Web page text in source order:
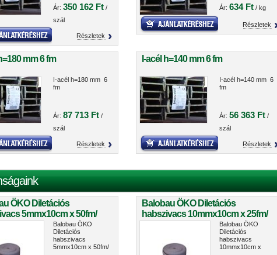
Ár: 350 162 Ft/
szál
Részletek
Ár: 634 Ft/ kg
Részletek
mm 6 fm
I-acél h=180 mm 6
fm
Ár: 87 713 Ft/
szál
Részletek
I-acél h=140 mm 6 fm
I-acél h=140 mm 6
fm
Ár: 56 363 Ft/
szál
Részletek
ÖKO Diletációs
5mmx10cm x 50fm/
Balobau ÖKO
Diletációs
habszivacs
5mmx10cm x 50fm/
Balobau ÖKO Diletációs
habszivacs 10mmx10cm x 25fm/
tekercs
Balobau ÖKO
Diletációs
habszivacs
10mmx10cm x